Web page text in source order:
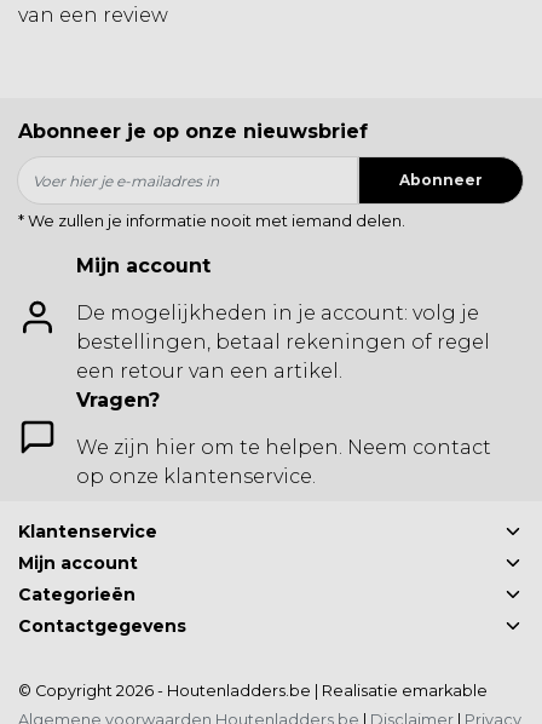
van een review
Abonneer je op onze nieuwsbrief
Abonneer
* We zullen je informatie nooit met iemand delen.
Mijn account
De mogelijkheden in je account: volg je
bestellingen, betaal rekeningen of regel
een retour van een artikel.
Vragen?
We zijn hier om te helpen. Neem contact
op onze klantenservice.
Klantenservice
Mijn account
Categorieën
Contactgegevens
© Copyright 2026 - Houtenladders.be | Realisatie emarkable
Algemene voorwaarden Houtenladders.be
Disclaimer Privacy